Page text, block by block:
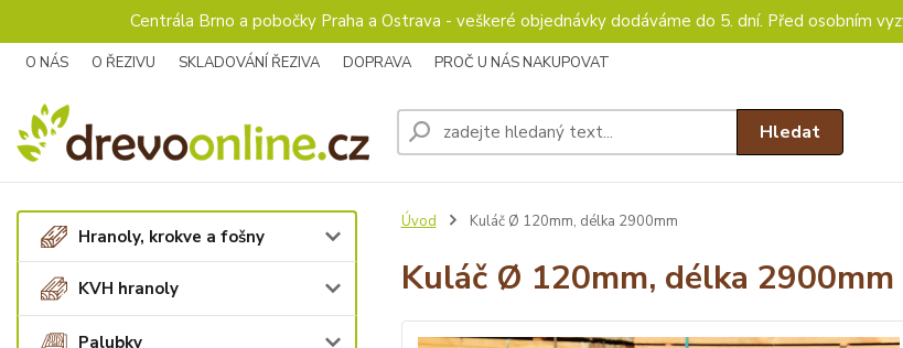
Centrála Brno a pobočky Praha a Ostrava - veškeré objednávky dodáváme do 5. dní. Před osobním
O NÁS O ŘEZIVU SKLADOVÁNÍ ŘEZIVA DOPRAVA PROČ U NÁS NAKUPOVAT
Hledat
Hranoly, krokve a fošny
KVH hranoly
Palubky
Úvod Kuláč Ø 120mm, délka 2900mm
Kuláč Ø 120mm, délka 2900mm